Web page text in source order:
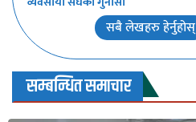
सबै लेखहरु हेर्नुहोस्
सम्बन्धित समाचार